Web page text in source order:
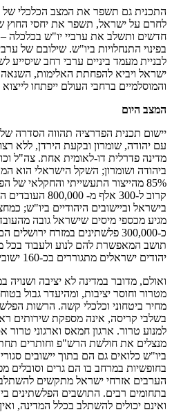
התכנית גם תשפר את המצב הכלכלי של
לחרם על ישראל, תשפר את יחסי החוץ
חדשים ותשלב את ערביי יו"ש בכלכלה
בפינוי התנחלויות ביו"ש. שילובם של
לבניית מעמד ביניים ערבי רחב שיסייע
ישראל ויביא להפחתת האלימות, השנאה
והמוסלמיים ברחבי העולם ייפתחו
המצב היום
יישום תכנית הפדרציה תהווה הסדרה
עם יהודה, שומרון ובקעת הירדן, ללא
מדינה פדרלית דו-לאומית אחת. צה"ל
ביהודה ושומרון; השקל הישראלי הוא
85% מהייצור התעשייתי והחקלאי
קרוב ל-300 אלף
בישראל וביישובים היהודיים ביו"ש;
מגיע מכספי מיסים שישראל גובה
כ-300,000 פלשתינים במזרח
יהודים ישראלים מתגוררים בכ-160 ישובים בכל רחבי יו"ש.
ואולם, מדובר במדינה לא יציבה ושנויה
מטרור וחוסר יציבות, ומהיעדר גבול
מחיר ביטחוני וכלכלי קשה. הרשות
בשלבי קריסה, אינה מספקת שירותים
למנוע טרור. ארגון חמאס וארגוני טרור
מנצלים את חולשת הרש"פ וחותרים
ביו"ש כלואים גם הם בתוך יישובים
בחופשיות במרחב בו הם גרים וסובלים
הערבים אזרחי ישראל מתקשים להשתלב
בתחומים רבים. התושבים הפלשתינים
ואינם יכולים להשתלב בכלל המדינה,